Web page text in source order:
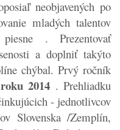
neobjavených po
mladých talentov
. Prezentovať
a doplniť takýto
chýbal. Prvý ročník
2014 . Prehliadku
- jednotlivcov
Slovenska /Zemplín,